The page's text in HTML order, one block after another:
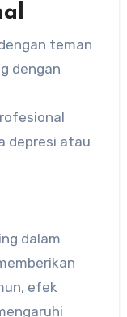
teman
dengan
depresi atau
dalam
efek